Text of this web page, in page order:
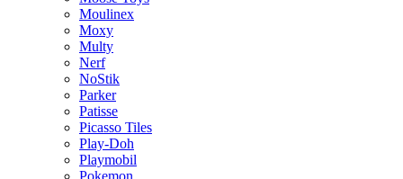
Moulinex
Moxy
Multy
Nerf
NoStik
Parker
Patisse
Picasso Tiles
Play-Doh
Playmobil
Pokemon